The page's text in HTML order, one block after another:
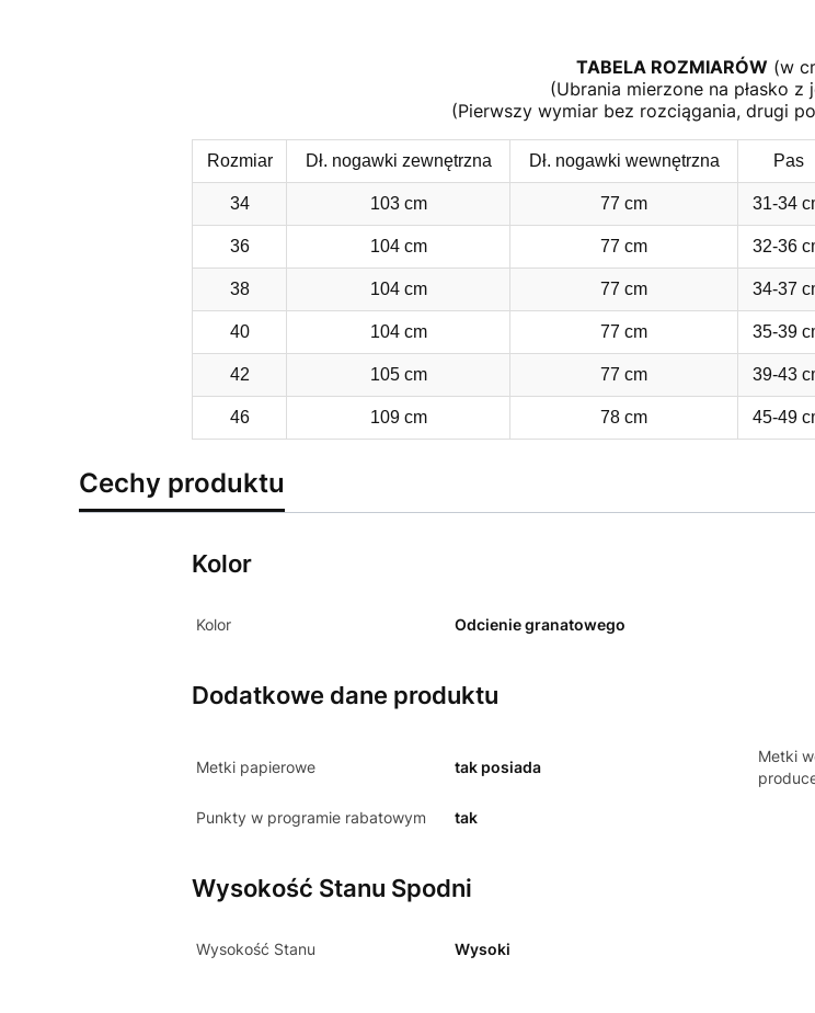
TABELA ROZMIARÓW(w
(Ubrania mierzone na płasko z
(Pierwszy wymiar bez rozciągania, drugi
Rozmiar Dł. nogawki zewnętrzna Dł. nogawki wewnętrzna Pas
34 103 cm 77 cm 31-34
36 104 cm 77 cm 32-36
38 104 cm 77 cm 34-37
40 104 cm 77 cm 35-39
42 105 cm 77 cm 39-43
46 109 cm 78 cm 45-49
Cechy produktu
Kolor
Kolor Odcienie granatowego
Dodatkowe dane produktu
Metki papierowe tak posiada
Metki
Punkty w programie rabatowym tak
Wysokość Stanu Spodni
Wysokość Stanu Wysoki